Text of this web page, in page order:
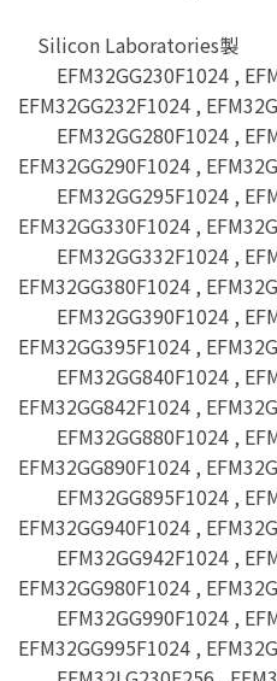
Silicon Laboratories製
EFM32GG230F1024 ,
EFM32GG232F1024 ,
EFM32GG280F1024 ,
EFM32GG290F1024 ,
EFM32GG295F1024 ,
EFM32GG330F1024 ,
EFM32GG332F1024 ,
EFM32GG380F1024 ,
EFM32GG390F1024 ,
EFM32GG395F1024 ,
EFM32GG840F1024 ,
EFM32GG842F1024 ,
EFM32GG880F1024 ,
EFM32GG890F1024 ,
EFM32GG895F1024 ,
EFM32GG940F1024 ,
EFM32GG942F1024 ,
EFM32GG980F1024 ,
EFM32GG990F1024 ,
EFM32GG995F1024 ,